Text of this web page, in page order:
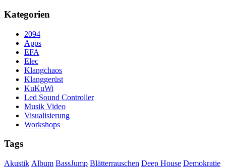
Kategorien
2094
Apps
EFA
Elec
Klangchaos
Klanggerüst
KuKuWi
Led Sound Controller
Musik Video
Visualisierung
Workshops
Tags
Akustik Album BassJump Blätterrauschen Deep House Demokratie